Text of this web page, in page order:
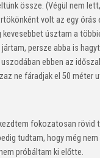
össze. (Végül nem
volt az egy
úsztam a
persze abba is
ebben az
ne fáradjak el 50 méter
fokozatosan
tudtam, hogy még
próbáltam ki előtte.